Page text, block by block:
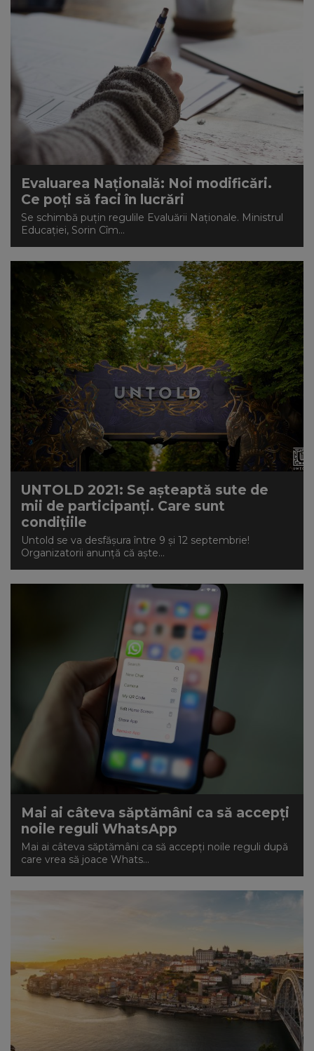
Evaluarea Națională: Noi modificări.
Ce poți să faci în lucrări
Se schimbă puțin regulile Evaluării Naționale. Ministrul
Educației, Sorin Cîm...
UNTOLD 2021: Se așteaptă sute de
mii de participanți. Care sunt
condițiile
Untold se va desfășura între 9 și 12 septembrie!
Organizatorii anunță că aște...
Mai ai câteva săptămâni ca să accepți
noile reguli WhatsApp
Mai ai câteva săptămâni ca să accepți noile reguli după
care vrea să joace Whats...